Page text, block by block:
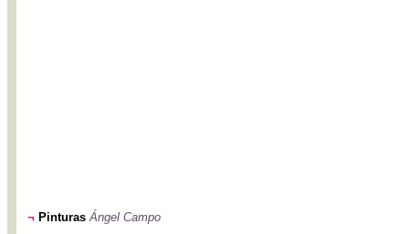
¬ PinturasÁngel Campo